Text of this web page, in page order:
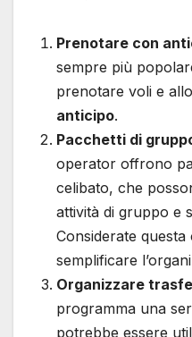
Prenotare con
sempre più
prenotare voli e
anticipo.
Pacchetti di
operator offrono
celibato, che
attività di gruppo e
Considerate
semplificare
Organizzare
programma una
potrebbe essere